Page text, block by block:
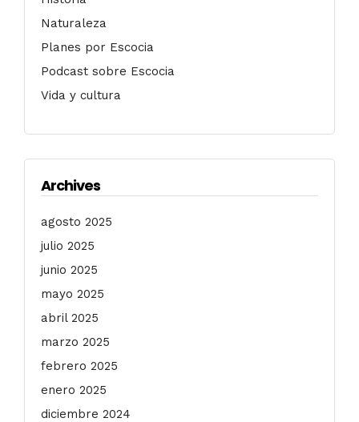
Naturaleza
Planes por Escocia
Podcast sobre Escocia
Vida y cultura
Archives
agosto 2025
julio 2025
junio 2025
mayo 2025
abril 2025
marzo 2025
febrero 2025
enero 2025
diciembre 2024